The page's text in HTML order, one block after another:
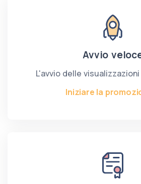
Avvio
L'avvio delle
Iniziare la